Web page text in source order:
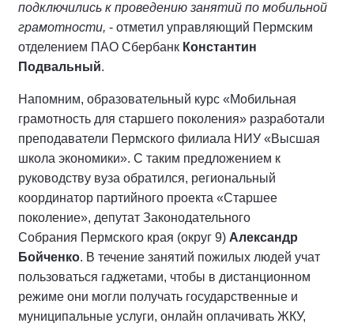
подключились к проведению занятий по мобильной
грамотности, - отметил управляющий Пермским
отделением ПАО Сбербанк Константин
Подвальный.
Напомним, образовательный курс «Мобильная
грамотность для старшего поколения» разработали
преподаватели Пермского филиала НИУ «Высшая
школа экономики». С таким предложением к
руководству вуза обратился, региональный
координатор партийного проекта «Старшее
поколение», депутат Законодательного
Собрания Пермского края (округ 9) Александр
Бойченко. В течение занятий пожилых людей учат
пользоваться гаджетами, чтобы в дистанционном
режиме они могли получать государственные и
муниципальные услуги, онлайн оплачивать ЖКУ,